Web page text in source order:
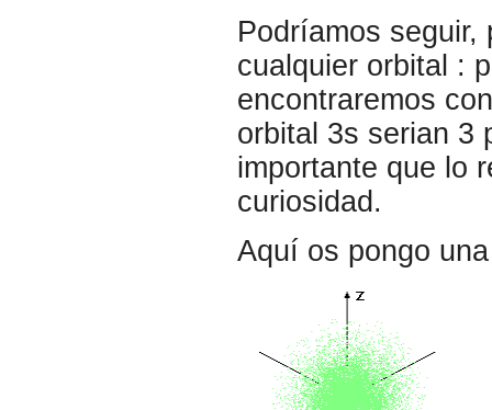
Podríamos
cualquier orbital :
encontraremos
orbital 3s serian 3
importante que lo
curiosidad.
Aquí os pongo